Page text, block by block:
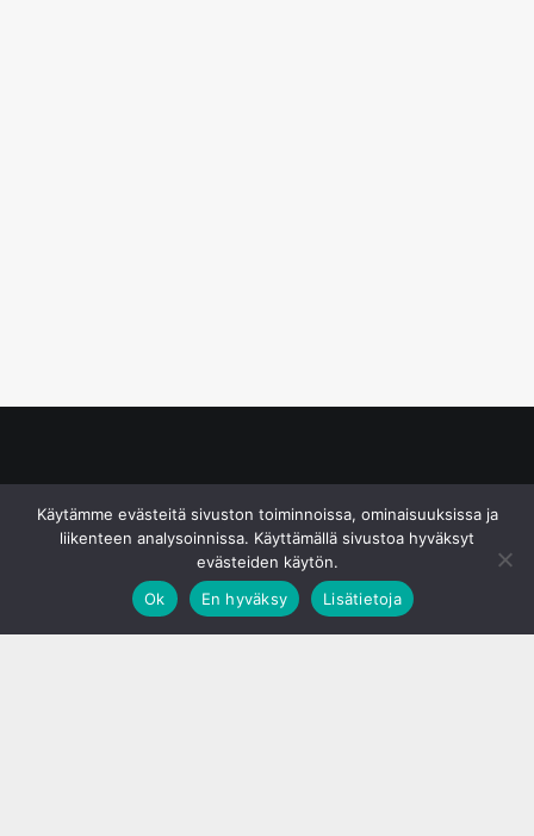
Käytämme evästeitä sivuston toiminnoissa, ominaisuuksissa ja
liikenteen analysoinnissa. Käyttämällä sivustoa hyväksyt
evästeiden käytön.
Ok
En hyväksy Lisätietoja